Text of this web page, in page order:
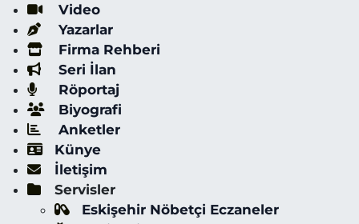
Video
Yazarlar
Firma Rehberi
Seri İlan
Röportaj
Biyografi
Anketler
Künye
İletişim
Servisler
Eskişehir Nöbetçi Eczaneler